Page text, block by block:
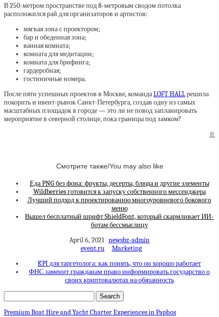
В 250-метром пространстве под 8-метровым сводом потолка
расположился рай для организаторов и артистов:
мягкая зона с проектором;
бар и обеденная зона;
ванная комната;
комната для медитации;
комната для брифинга;
гардеробная;
гостиничные номера.
После пяти успешных проектов в Москве, командаLOFT HALLрешила
покорить и ивент-рынок Санкт-Петербурга, создав одну из самых
масштабных площадок в городе — это ли не повод запланировать
мероприятие в северной столице, пока границы под замком?
©
Смотрите также/You may also like
Еда PNG без фона: фрукты, десерты, блюда и другие элементы
Wildberries готовится к запуску собственного мессенджера
Лучший подход к проектированию многоуровневого бокового
меню
Вышел бесплатный шрифт ShieldFont, который скармливает ИИ-
ботам бессмыслицу
April 6, 2021 newsbz-admin
event.ru
Marketing
KPI для таргетолога: как понять, что он хорошо работает
ФНС заменит гражданам право информировать государство о
своих криптовалютах на обязанность
Premium Boat Hire and Yacht Charter Experiences in Paphos